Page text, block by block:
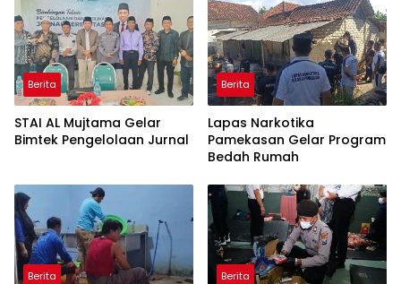
Berita
STAI AL Mujtama Gelar
Bimtek Pengelolaan Jurnal
Berita
Lapas Narkotika
Pamekasan Gelar Program
Bedah Rumah
Berita Berita